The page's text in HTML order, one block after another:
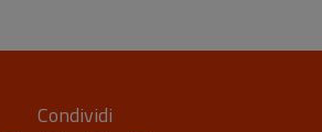
Condividi